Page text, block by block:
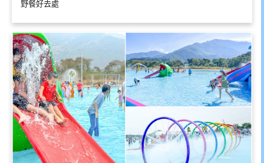
野餐好去處